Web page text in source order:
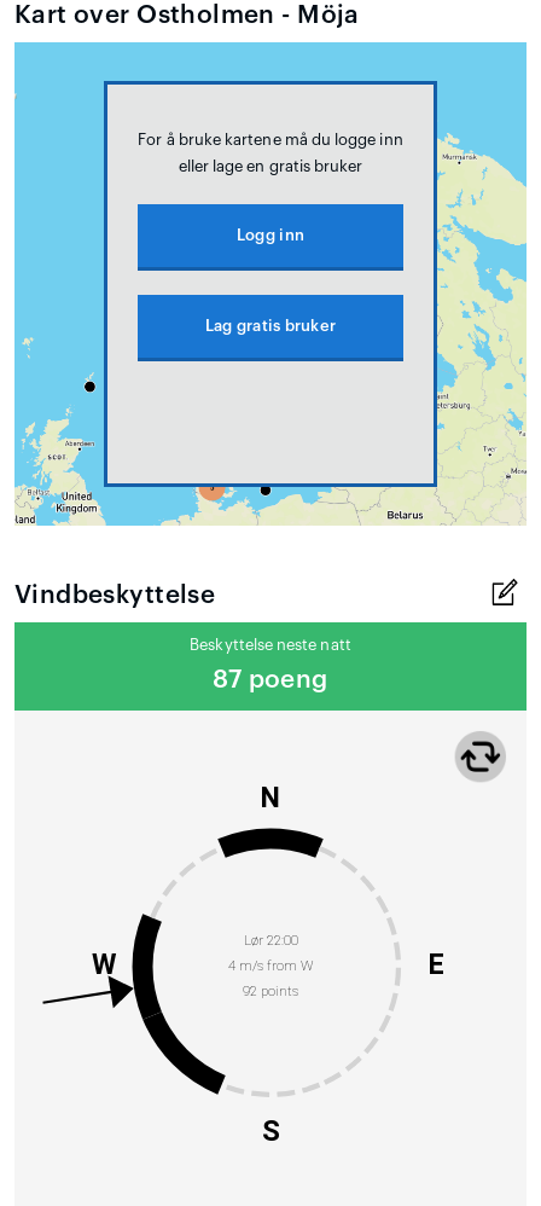
Kart over Ostholmen - Möja
For å bruke kartene må du logge inn
eller lage en gratis bruker
Logg inn
Lag gratis bruker
Vindbeskyttelse
Beskyttelse neste natt
87 poeng
Lør 22:00
4 m/s from W
92 points
N
E
S
W